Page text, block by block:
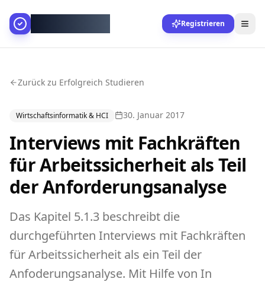
Registrieren
Zurück zu Erfolgreich Studieren
Wirtschaftsinformatik & HCI 30. Januar 2017
Interviews mit Fachkräften
für Arbeitssicherheit als Teil
der Anforderungsanalyse
Das Kapitel 5.1.3 beschreibt die
durchgeführten Interviews mit Fachkräften
für Arbeitssicherheit als ein Teil der
Anfoderungsanalyse. Mit Hilfe von In